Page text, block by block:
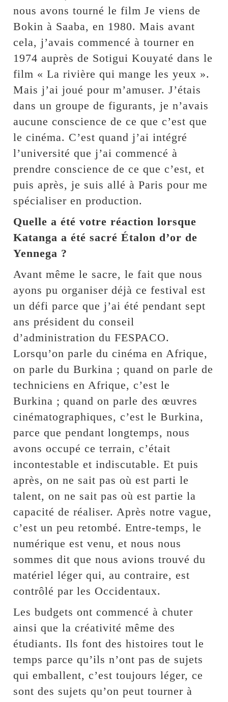
nous avons tourné le film Je viens de
Bokin à Saaba, en 1980. Mais avant
cela, j’avais commencé à tourner en
1974 auprès de Sotigui Kouyaté dans le
film « La rivière qui mange les yeux ».
Mais j’ai joué pour m’amuser. J’étais
dans un groupe de figurants, je n’avais
aucune conscience de ce que c’est que
le cinéma. C’est quand j’ai intégré
l’université que j’ai commencé à
prendre conscience de ce que c’est, et
puis après, je suis allé à Paris pour me
spécialiser en production.
Quelle a été votre réaction lorsque
Katanga a été sacré Étalon d’or de
Yennega ?
Avant même le sacre, le fait que nous
ayons pu organiser déjà ce festival est
un défi parce que j’ai été pendant sept
ans président du conseil
d’administration du FESPACO.
Lorsqu’on parle du cinéma en Afrique,
on parle du Burkina ; quand on parle de
techniciens en Afrique, c’est le
Burkina ; quand on parle des œuvres
cinématographiques, c’est le Burkina,
parce que pendant longtemps, nous
avons occupé ce terrain, c’était
incontestable et indiscutable. Et puis
après, on ne sait pas où est parti le
talent, on ne sait pas où est partie la
capacité de réaliser. Après notre vague,
c’est un peu retombé. Entre-temps, le
numérique est venu, et nous nous
sommes dit que nous avions trouvé du
matériel léger qui, au contraire, est
contrôlé par les Occidentaux.
Les budgets ont commencé à chuter
ainsi que la créativité même des
étudiants. Ils font des histoires tout le
temps parce qu’ils n’ont pas de sujets
qui emballent, c’est toujours léger, ce
sont des sujets qu’on peut tourner à